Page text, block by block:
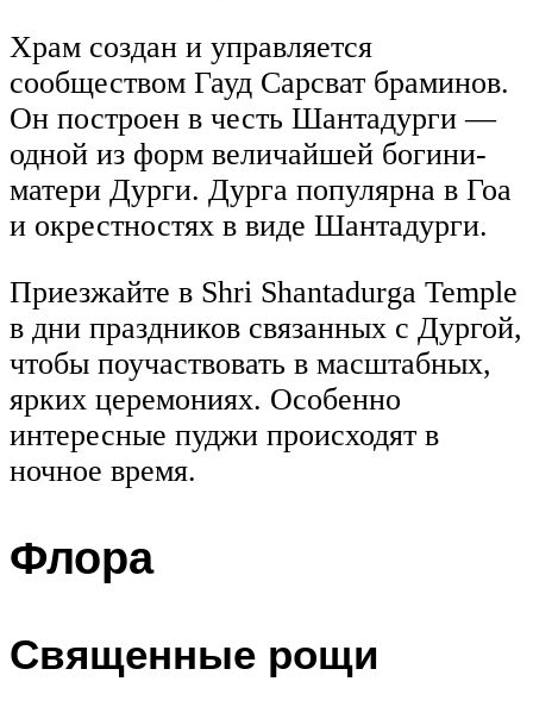
Храм создан и управляется
сообществом Гауд Сарсват браминов.
Он построен в честь Шантадурги —
одной из форм величайшей богини-
матери Дурги. Дурга популярна в Гоа
и окрестностях в виде Шантадурги.
Приезжайте в Shri Shantadurga Temple
в дни праздников связанных с Дургой,
чтобы поучаствовать в масштабных,
ярких церемониях. Особенно
интересные пуджи происходят в
ночное время.
Флора
Священные рощи